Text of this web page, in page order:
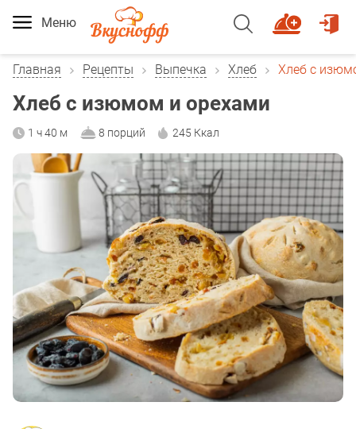
Меню
Главная Рецепты Выпечка Хлеб Хлеб с
Хлеб с изюмом и орехами
1 ч 40 м 8 порций 245 Ккал